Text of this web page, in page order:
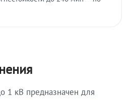
1 кВ предназначен для